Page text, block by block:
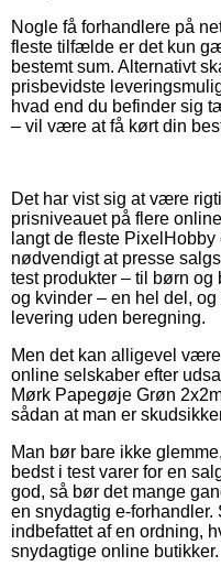
Nogle få forhandlere på
fleste tilfælde er det kun
bestemt sum. Alternativt
prisbevidste
hvad end du befinder sig
– vil være at få kørt din
Det har vist sig at være
prisniveauet på flere
langt de fleste
nødvendigt at presse
test produkter – til børn
og kvinder – en hel del,
levering uden beregning.
Men det kan alligevel
online selskaber efter
Mørk Papegøje Grøn
sådan at man er
Man bør bare ikke
bedst i test varer for en
god, så bør det mange
en snydagtig e-forhandler.
indbefattet af en ordning,
snydagtige online butikker.